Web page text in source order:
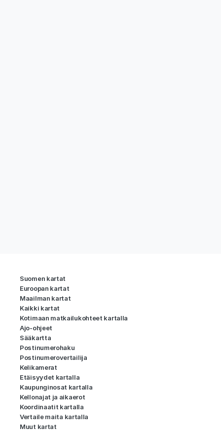
Suomen kartat
Euroopan kartat
Maailman kartat
Kaikki kartat
Kotimaan matkailukohteet kartalla
Ajo-ohjeet
Sääkartta
Postinumerohaku
Postinumerovertailija
Kelikamerat
Etäisyydet kartalla
Kaupunginosat kartalla
Kellonajat ja aikaerot
Koordinaatit kartalla
Vertaile maita kartalla
Muut kartat